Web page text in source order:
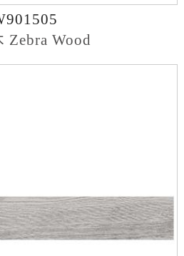
Zebra Wood